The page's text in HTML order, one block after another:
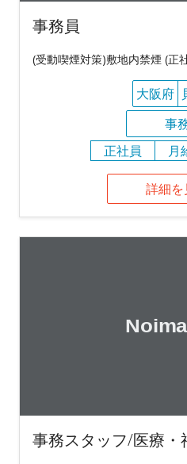
事務員
(受動喫煙対策)敷地内禁煙 (正
大阪府
事
正社員
月
詳細を
事務スタッフ/医療・